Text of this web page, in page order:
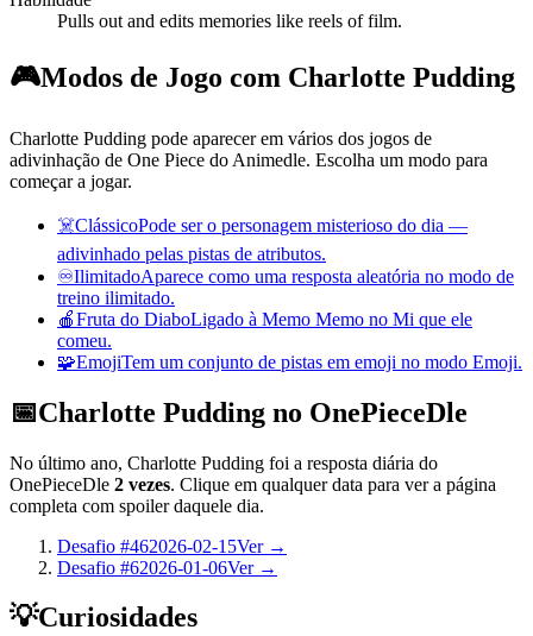
Pulls out and edits memories like reels of film.
🎮Modos de Jogo com Charlotte Pudding
Charlotte Pudding pode aparecer em vários dos jogos de
adivinhação de One Piece do Animedle. Escolha um modo para
começar a jogar.
☠️ClássicoPode ser o personagem misterioso do dia —
adivinhado pelas pistas de atributos.
♾️IlimitadoAparece como uma resposta aleatória no modo de
treino ilimitado.
🍎Fruta do DiaboLigado à Memo Memo no Mi que ele
comeu.
🧩EmojiTem um conjunto de pistas em emoji no modo Emoji.
📅Charlotte Pudding no OnePieceDle
No último ano, Charlotte Pudding foi a resposta diária do
OnePieceDle 2 vezes. Clique em qualquer data para ver a página
completa com spoiler daquele dia.
Desafio #462026-02-15Ver →
Desafio #62026-01-06Ver →
💡Curiosidades